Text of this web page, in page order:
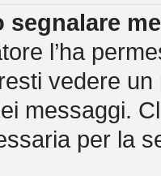
segnalare
l’ha
vedere
messaggi.
per la